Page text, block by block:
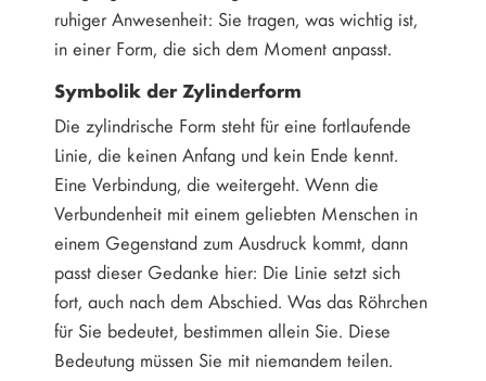
ruhiger Anwesenheit: Sie tragen, was wichtig ist,
in einer Form, die sich dem Moment anpasst.
Symbolik der Zylinderform
Die zylindrische Form steht für eine fortlaufende
Linie, die keinen Anfang und kein Ende kennt.
Eine Verbindung, die weitergeht. Wenn die
Verbundenheit mit einem geliebten Menschen in
einem Gegenstand zum Ausdruck kommt, dann
passt dieser Gedanke hier: Die Linie setzt sich
fort, auch nach dem Abschied. Was das Röhrchen
für Sie bedeutet, bestimmen allein Sie. Diese
Bedeutung müssen Sie mit niemandem teilen.